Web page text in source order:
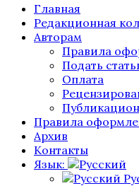
Главная
Редакционная
Авторам
Правила
Подать
Оплата
Правила
Архив
Контакты
Язык: